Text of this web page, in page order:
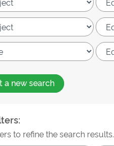
a new search
to refine the search results.